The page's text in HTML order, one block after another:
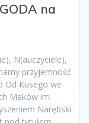
na
N(auczyciele),
przyjemność
Od Kusego we
Maków im.
Narębski